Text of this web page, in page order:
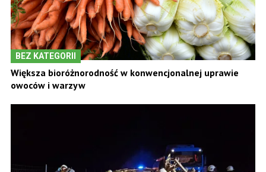
BEZ KATEGORII
Większa bioróżnorodność w konwencjonalnej uprawie
owoców i warzyw